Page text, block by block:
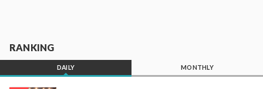
RANKING
DAILY MONTHLY